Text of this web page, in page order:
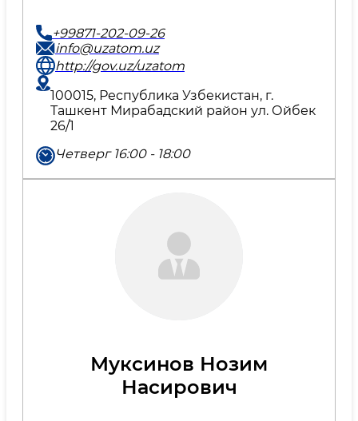
+99871-202-09-26
info@uzatom.uz
http://gov.uz/uzatom
100015, Республика Узбекистан, г.
Ташкент Мирабадский район ул. Ойбек
26/1
Четверг 16:00 - 18:00
Муксинов Нозим
Насирович